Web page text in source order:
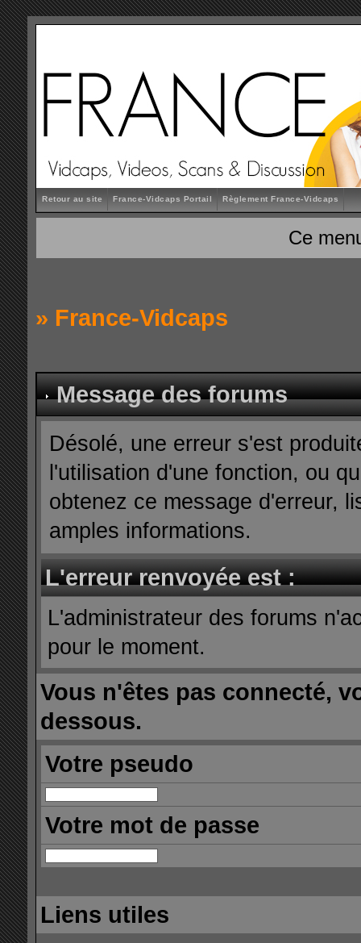
Retour au site France-Vidcaps Portail Règlement France-Vidcaps
Ce
» France-Vidcaps
Message des forums
Désolé, une erreur s'est
l'utilisation d'une fonction, ou
obtenez ce message d'erreur,
amples informations.
L'erreur renvoyée est :
L'administrateur des forums
pour le moment.
Vous n'êtes pas connecté,
dessous.
Votre pseudo
Votre mot de passe
Liens utiles